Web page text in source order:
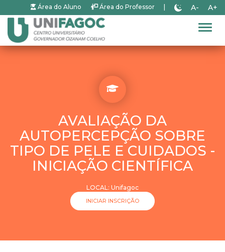
Área do Aluno Área do Professor A- A+
AVALIAÇÃO DA
AUTOPERCEPÇÃO SOBRE
TIPO DE PELE E CUIDADOS -
INICIAÇÃO CIENTÍFICA
LOCAL: Unifagoc
INICIAR INSCRIÇÃO